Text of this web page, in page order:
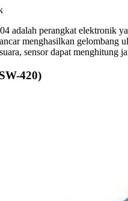
adalah perangkat elektronik
menghasilkan gelombang
sensor dapat
420)